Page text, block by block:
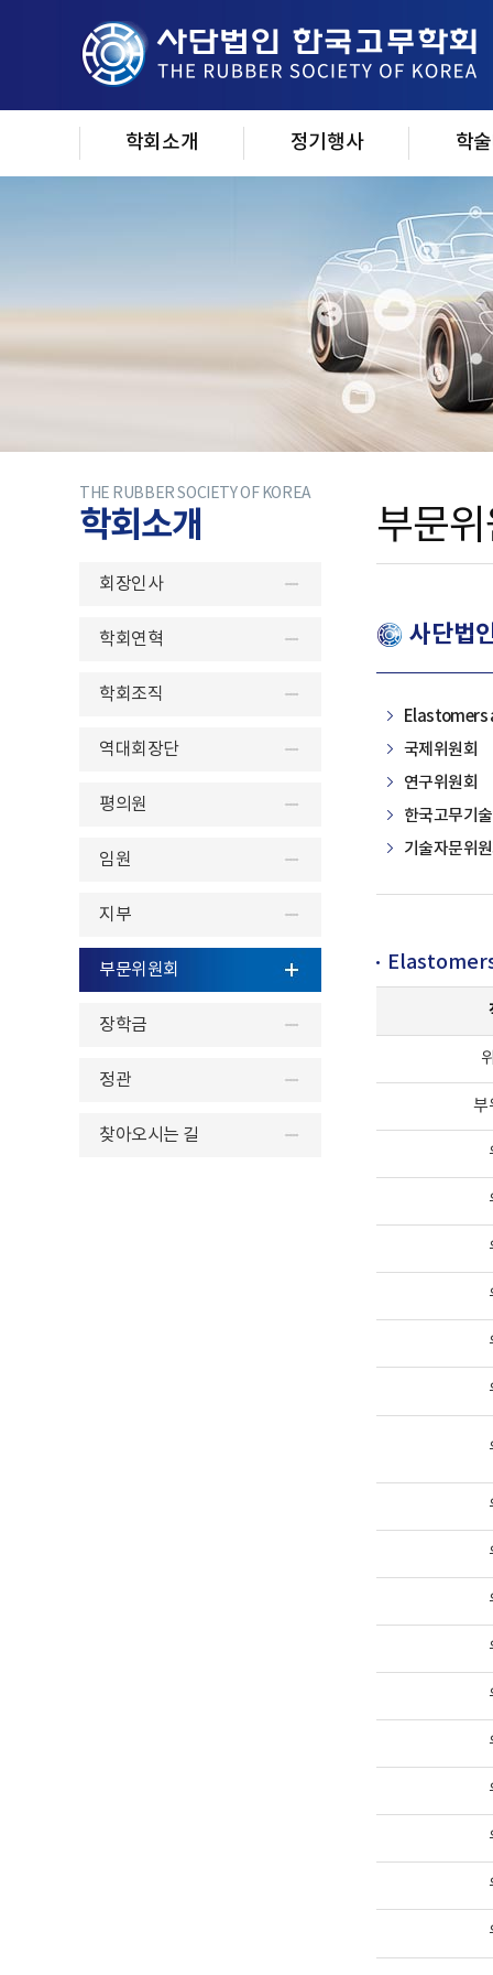
학회소개 정기행사 학
THE RUBBER SOCIETY OF KOREA
학회소개
회장인사
학회연혁
학회조직
역대회장단
평의원
임원
지부
부문위원회
장학금
정관
찾아오시는 길
부문위
사단법
Elastomers
국제위원회
연구위원회
한국고무기
기술자문위원
부